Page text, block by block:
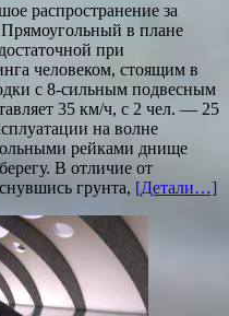
распространение за
в плане
при
человеком, стоящим в
с 8-сильным подвесным
35 км/ч, с 2 чел. — 25
на волне
рейками днище
В отличие от
грунта, [Детали…]